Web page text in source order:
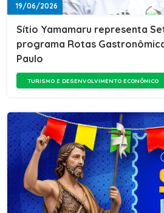
19/06/2026
Sítio Yamamaru representa
programa Rotas
Paulo
TURISMO E DESENVOLVIMENTO ECONÔMICO